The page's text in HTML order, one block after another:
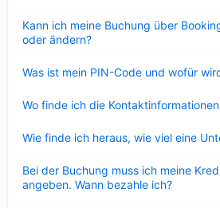
Kann ich meine Buchung über
oder ändern?
Was ist mein PIN-Code und wofür
Wo finde ich die
Wie finde ich heraus, wie viel eine
Bei der Buchung muss ich meine
angeben. Wann bezahle ich?